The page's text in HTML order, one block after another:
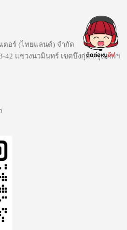
ตอร์ (ไทยแลนด์) จำกัด
42 แขวงนวมินทร์ เขตบึงกุ่ม กรุงเทพฯ